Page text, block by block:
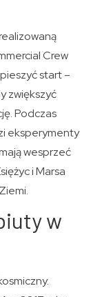
Crew
start –
zwiększyć
Podczas
eksperymenty
wesprzeć
i Marsa
w